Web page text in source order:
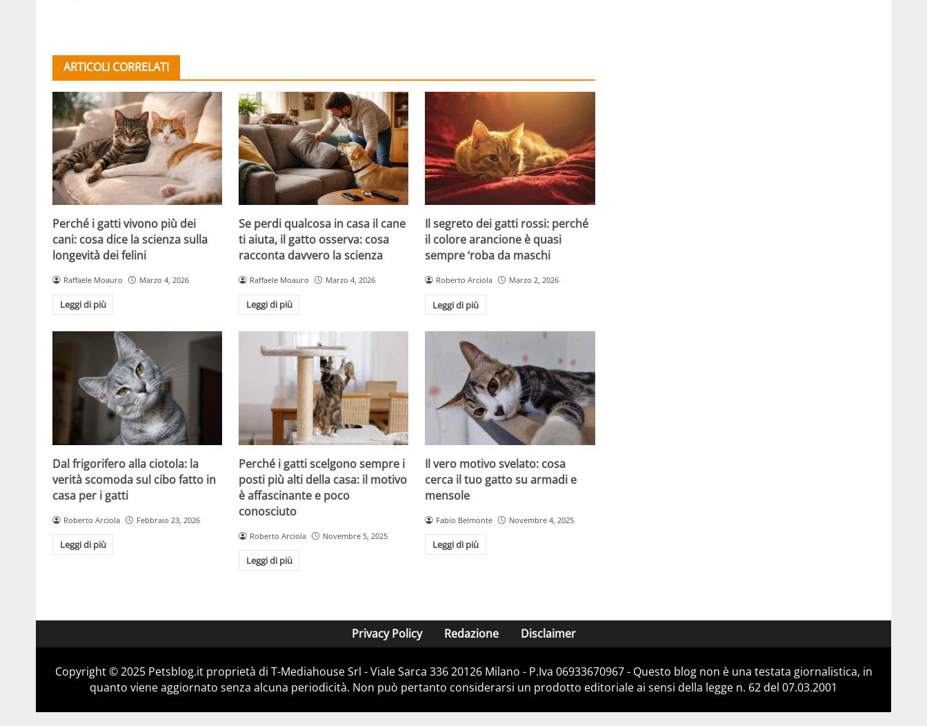
ARTICOLI CORRELATI
Perché i gatti vivono più dei
cani: cosa dice la scienza sulla
longevità dei felini
Raffaele Moauro Marzo 4, 2026
Leggi di più
Se perdi qualcosa in casa il cane
ti aiuta, il gatto osserva: cosa
racconta davvero la scienza
Raffaele Moauro Marzo 4, 2026
Leggi di più
Il segreto dei gatti rossi: perché
il colore arancione è quasi
sempre ‘roba da maschi
Roberto Arciola Marzo 2, 2026
Leggi di più
Dal frigorifero alla ciotola: la
verità scomoda sul cibo fatto in
casa per i gatti
Roberto Arciola Febbraio 23, 2026
Leggi di più
Perché i gatti scelgono sempre i
posti più alti della casa: il motivo
è affascinante e poco
conosciuto
Roberto Arciola Novembre 5, 2025
Leggi di più
Il vero motivo svelato: cosa
cerca il tuo gatto su armadi e
mensole
Fabio Belmonte Novembre 4, 2025
Leggi di più
Privacy Policy Redazione Disclaimer
Copyright © 2025 Petsblog.it proprietà di T-Mediahouse Srl - Viale Sarca 336 20126 Milano - P.Iva 06933670967 - Questo blog non è una testata giornalistica, in
quanto viene aggiornato senza alcuna periodicità. Non può pertanto considerarsi un prodotto editoriale ai sensi della legge n. 62 del 07.03.2001